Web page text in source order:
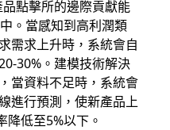
點擊所的邊際貢獻能
。當感知到高利潤類
需求上升時，系統會自
30%。建模技術解決
當資料不足時，系統會
進行預測，使新產品上
降低至5%以下。